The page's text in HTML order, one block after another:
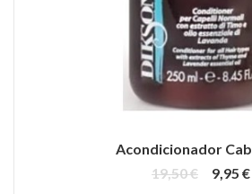
Acondicionador
19,50 €
9,95 €